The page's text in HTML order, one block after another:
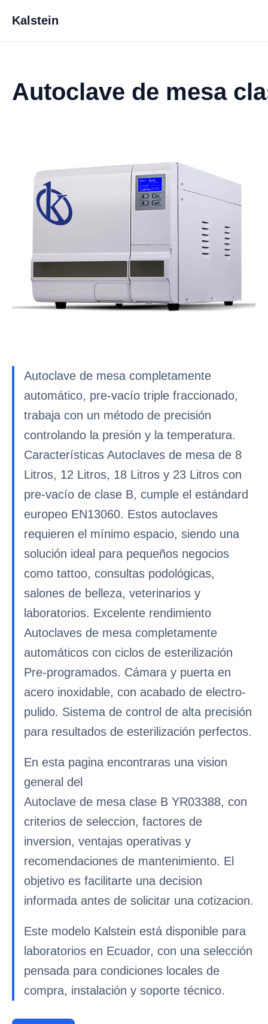
Kalstein
Autoclave de mesa
Autoclave de mesa completamente
automático, pre-vacío triple fraccionado,
trabaja con un método de precisión
controlando la presión y la temperatura.
Características Autoclaves de mesa de 8
Litros, 12 Litros, 18 Litros y 23 Litros con
pre-vacío de clase B, cumple el estándard
europeo EN13060. Estos autoclaves
requieren el mínimo espacio, siendo una
solución ideal para pequeños negocios
como tattoo, consultas podológicas,
salones de belleza, veterinarios y
laboratorios. Excelente rendimiento
Autoclaves de mesa completamente
automáticos con ciclos de esterilización
Pre-programados. Cámara y puerta en
acero inoxidable, con acabado de electro-
pulido. Sistema de control de alta precisión
para resultados de esterilización perfectos.
En esta pagina encontraras una vision
general del
Autoclave de mesa clase B YR03388, con
criterios de seleccion, factores de
inversion, ventajas operativas y
recomendaciones de mantenimiento. El
objetivo es facilitarte una decision
informada antes de solicitar una cotizacion.
Este modelo Kalstein está disponible para
laboratorios en Ecuador, con una selección
pensada para condiciones locales de
compra, instalación y soporte técnico.